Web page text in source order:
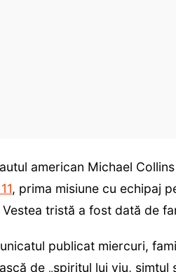
american Michael
, prima misiune cu echipaj
Vestea tristă a fost dată de
publicat miercuri,
de „spiritul lui viu,